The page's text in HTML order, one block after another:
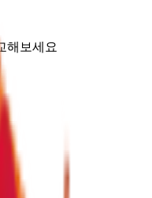
해보세요